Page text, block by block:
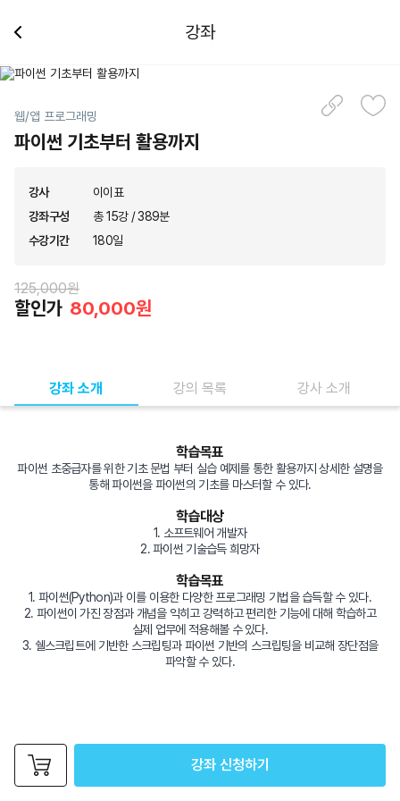
강좌
웹/앱 프로그래밍
파이썬 기초부터 활용까지
강사
이이표
강좌구성
총 15강 / 389분
수강기간
180일
125,000원
할인가 80,000원
강좌 신청하기
강좌 소개 강의 목록 강사 소개
학습목표
파이썬 초중급자를 위한 기초 문법 부터 실습 예제를 통한 활용까지 상세한 설명을
통해 파이썬을 파이썬의 기초를 마스터할 수 있다.
학습대상
1. 소프트웨어 개발자
2. 파이썬 기술습득 희망자
학습목표
1. 파이썬(Python)과 이를 이용한 다양한 프로그래밍 기법을 습득할 수 있다.
2. 파이썬이 가진 장점과 개념을 익히고 강력하고 편리한 기능에 대해 학습하고
실제 업무에 적용해볼 수 있다.
3. 쉘스크립트에 기반한 스크립팅과 파이썬 기반의 스크립팅을 비교해 장단점을
파악할 수 있다.